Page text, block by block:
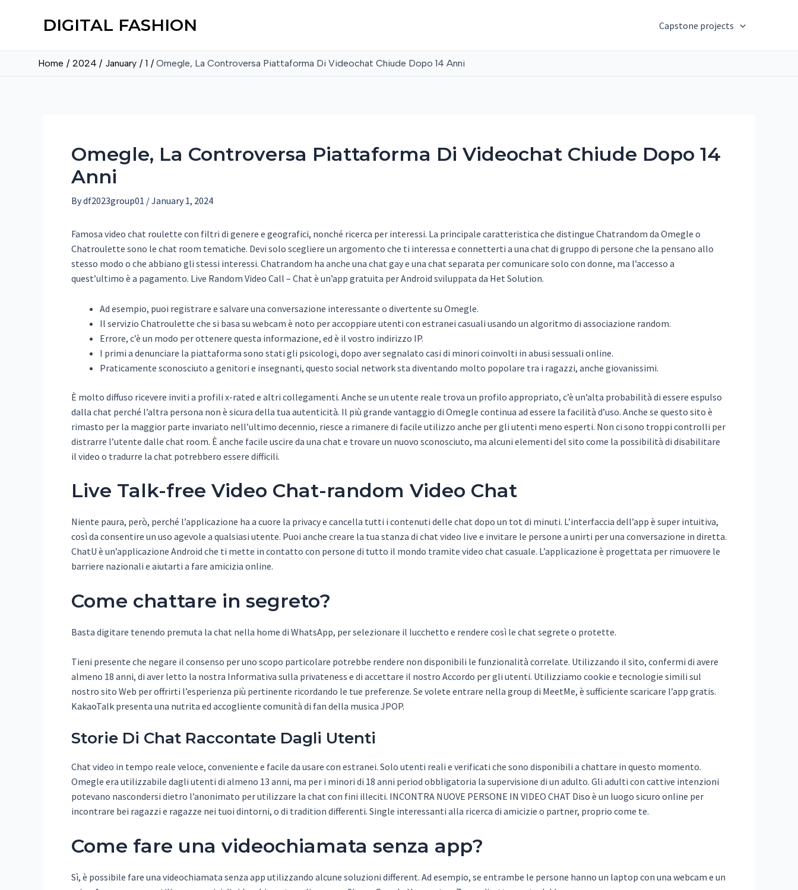
DIGITAL FASHION Capstone projects
Home 2024 January 1 Omegle, La Controversa Piattaforma Di Videochat Chiude Dopo 14 Anni
Omegle, La Controversa Piattaforma Di Videochat Chiude Dopo 14
Anni
Bydf2023group01 /January 1, 2024
Famosa video chat roulette con filtri di genere e geografici, nonché ricerca per interessi. La principale caratteristica che distingue Chatrandom da Omegle o
Chatroulette sono le chat room tematiche. Devi solo scegliere un argomento che ti interessa e connetterti a una chat di gruppo di persone che la pensano allo
stesso modo o che abbiano gli stessi interessi. Chatrandom ha anche una chat gay e una chat separata per comunicare solo con donne, ma l’accesso a
quest’ultimo è a pagamento. Live Random Video Call – Chat è un’app gratuita per Android sviluppata da Het Solution.
Ad esempio, puoi registrare e salvare una conversazione interessante o divertente su Omegle.
Il servizio Chatroulette che si basa su webcam è noto per accoppiare utenti con estranei casuali usando un algoritmo di associazione random.
Errore, c’è un modo per ottenere questa informazione, ed è il vostro indirizzo IP.
I primi a denunciare la piattaforma sono stati gli psicologi, dopo aver segnalato casi di minori coinvolti in abusi sessuali online.
Praticamente sconosciuto a genitori e insegnanti, questo social network sta diventando molto popolare tra i ragazzi, anche giovanissimi.
È molto diffuso ricevere inviti a profili x-rated e altri collegamenti. Anche se un utente reale trova un profilo appropriato, c’è un’alta probabilità di essere espulso
dalla chat perché l’altra persona non è sicura della tua autenticità. Il più grande vantaggio di Omegle continua ad essere la facilità d’uso. Anche se questo sito è
rimasto per la maggior parte invariato nell’ultimo decennio, riesce a rimanere di facile utilizzo anche per gli utenti meno esperti. Non ci sono troppi controlli per
distrarre l’utente dalle chat room. È anche facile uscire da una chat e trovare un nuovo sconosciuto, ma alcuni elementi del sito come la possibilità di disabilitare
il video o tradurre la chat potrebbero essere difficili.
Live Talk-free Video Chat-random Video Chat
Niente paura, però, perché l’applicazione ha a cuore la privacy e cancella tutti i contenuti delle chat dopo un tot di minuti. L’interfaccia dell’app è super intuitiva,
così da consentire un uso agevole a qualsiasi utente. Puoi anche creare la tua stanza di chat video live e invitare le persone a unirti per una conversazione in diretta.
ChatU è un’applicazione Android che ti mette in contatto con persone di tutto il mondo tramite video chat casuale. L’applicazione è progettata per rimuovere le
barriere nazionali e aiutarti a fare amicizia online.
Come chattare in segreto?
Basta digitare tenendo premuta la chat nella home di WhatsApp, per selezionare il lucchetto e rendere così le chat segrete o protette.
Tieni presente che negare il consenso per uno scopo particolare potrebbe rendere non disponibili le funzionalità correlate. Utilizzando il sito, confermi di avere
almeno 18 anni, di aver letto la nostra Informativa sulla privateness e di accettare il nostro Accordo per gli utenti. Utilizziamo cookie e tecnologie simili sul
nostro sito Web per offrirti l’esperienza più pertinente ricordando le tue preferenze. Se volete entrare nella group di MeetMe, è sufficiente scaricare l’app gratis.
KakaoTalk presenta una nutrita ed accogliente comunità di fan della musica JPOP.
Storie Di Chat Raccontate Dagli Utenti
Chat video in tempo reale veloce, conveniente e facile da usare con estranei. Solo utenti reali e verificati che sono disponibili a chattare in questo momento.
Omegle era utilizzabile dagli utenti di almeno 13 anni, ma per i minori di 18 anni period obbligatoria la supervisione di un adulto. Gli adulti con cattive intenzioni
potevano nascondersi dietro l’anonimato per utilizzare la chat con fini illeciti. INCONTRA NUOVE PERSONE IN VIDEO CHAT Diso è un luogo sicuro online per
incontrare bei ragazzi e ragazze nei tuoi dintorni, o di tradition differenti. Single interessanti alla ricerca di amicizie o partner, proprio come te.
Come fare una videochiamata senza app?
Sì, è possibile fare una videochiamata senza app utilizzando alcune soluzioni different. Ad esempio, se entrambe le persone hanno un laptop con una webcam e un